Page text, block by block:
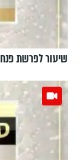
שיעור לפרשת